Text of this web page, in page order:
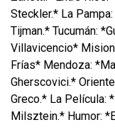
Steckler.* La
Tijman.* Tucumán:
Villavicencio*
Frías* Mendoza:
Gherscovici.*
Greco.* La Película:
Milsztein.* Humor: